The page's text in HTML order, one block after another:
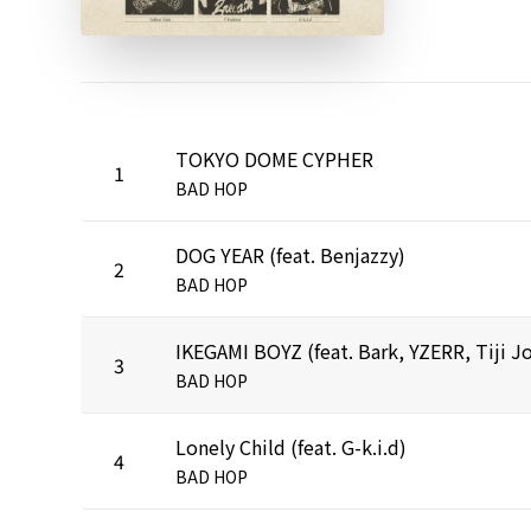
1 TOKYO DOME CYPHER
BAD HOP
2 DOG YEAR (feat. Benjazzy)
BAD HOP
3
BAD HOP
4 Lonely Child (feat. G-k.i.d)
BAD HOP